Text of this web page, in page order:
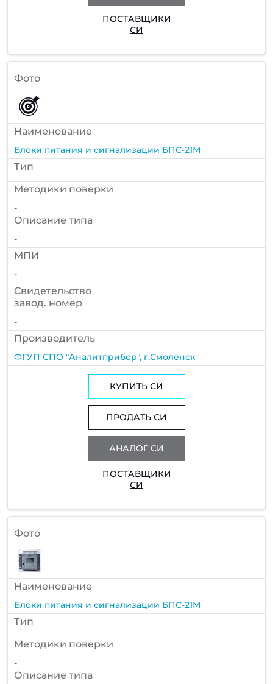
ПОСТАВЩИКИ
СИ
Фото
Наименование
Блоки питания и сигнализации БПС-21М
Тип
Методики поверки
-
Описание типа
-
МПИ
-
Cвидетельство
завод. номер
-
Производитель
ФГУП СПО "Аналитприбор", г.Смоленск
КУПИТЬ СИ
ПРОДАТЬ СИ
АНАЛОГ СИ
ПОСТАВЩИКИ
СИ
Фото
Наименование
Блоки питания и сигнализации БПС-21М
Тип
Методики поверки
-
Описание типа